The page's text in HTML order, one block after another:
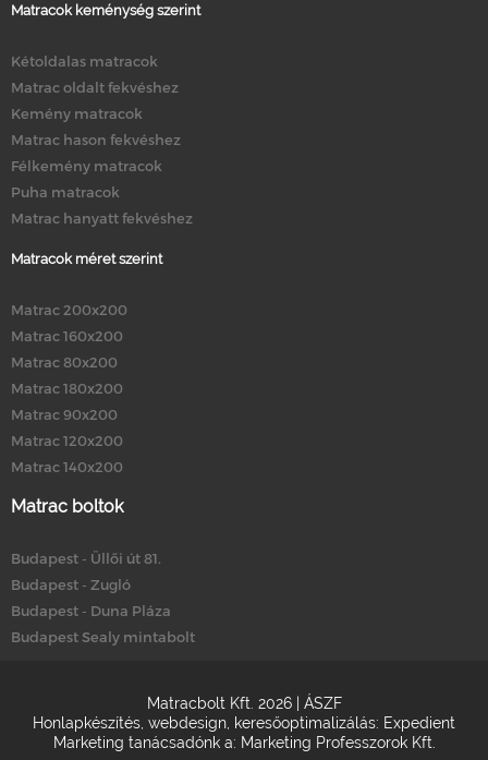
Matracok keménység szerint
Kétoldalas matracok
Matrac oldalt fekvéshez
Kemény matracok
Matrac hason fekvéshez
Félkemény matracok
Puha matracok
Matrac hanyatt fekvéshez
Matracok méret szerint
Matrac 200x200
Matrac 160x200
Matrac 80x200
Matrac 180x200
Matrac 90x200
Matrac 120x200
Matrac 140x200
Matrac boltok
Budapest - Üllői út 81.
Budapest - Zugló
Budapest - Duna Pláza
Budapest Sealy mintabolt
Matracbolt Kft. 2026 | ÁSZF
Honlapkészítés webdesign keresőoptimalizálás: Expedient
Marketing tanácsadónk a: Marketing Professzorok Kft.